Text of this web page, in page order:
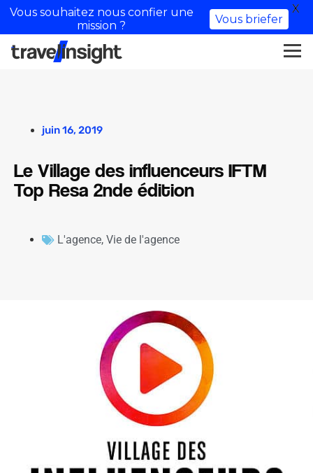
juin 16, 2019
Le Village des influenceurs IFTM
Top Resa 2nde édition
L'agence, Vie de l'agence
Vous souhaitez nous confier une
mission ?
Vous briefer
X